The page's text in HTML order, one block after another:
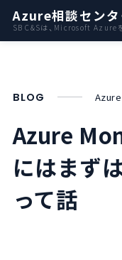
Azure相談センタ
SB C&Sは、Microsoft Azure
BLOG
Azure
にはまず
って話